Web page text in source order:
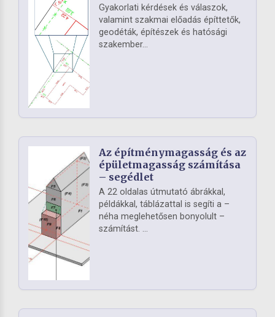
Gyakorlati kérdések és válaszok,
valamint szakmai előadás építtetők,
geodéták, építészek és hatósági
szakember...
Az építménymagasság és az
épületmagasság számítása
– segédlet
A 22 oldalas útmutató ábrákkal,
példákkal, táblázattal is segíti a –
néha meglehetősen bonyolult –
számítást. ...